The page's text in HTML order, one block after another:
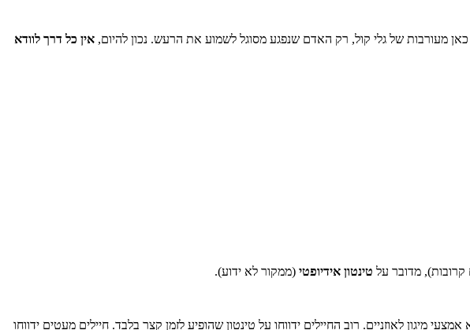
כאן מעורבות של גלי קול, רק האדם שנפגע מסוגל לשמוע את הרעש. נכון להיום, אין כל דרך לוודא
מדובר על טינטון אידיופטי (ממקור לא ידוע).
מיגון לאוזניים. רוב החיילים ידווחו על טינטון שהופיע לזמן קצר בלבד. חיילים מעטים ידווחו